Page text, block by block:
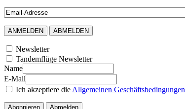
Newsletter
Tandemflüge Newsletter
Name
E-Mail
Ich akzeptiere die Allgemeinen Geschäftsbedingungen